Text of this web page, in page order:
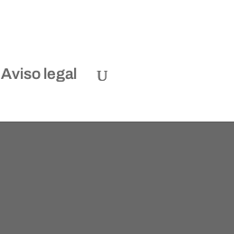
Aviso legal